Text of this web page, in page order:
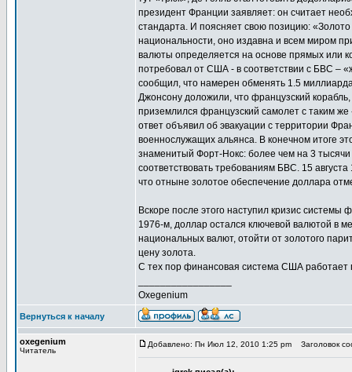
президент Франции заявляет: он считает
стандарта. И поясняет свою позицию:
национальности, оно издавна и всем миром
валюты определяется на основе прямых или
потребовал от США - в соответствии с БВС –
сообщил, что намерен обменять 1.5
Джонсону доложили, что французский
приземлился французский самолет с таким
ответ объявил об эвакуации с территории
военнослужащих альянса. В конечном итоге
знаменитый Форт-Нокс: более чем на 3
соответствовать требованиям БВС. 15
что отныне золотое обеспечение доллара
Вскоре после этого наступил кризис
1976-м, доллар остался ключевой валютой в
национальных валют, отойти от золотого
цену золота.
С тех пор финансовая система США работает
Oxegenium
Вернуться к началу
oxegenium
Читатель
Добавлено: Пн Июл 12, 2010 1:25 pm Заголовок